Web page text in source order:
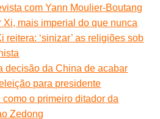
com Yann Moulier-Boutang
Xi, mais imperial do que nunca
reitera: ‘sinizar’ as religiões sob
decisão da China de acabar
para presidente
o primeiro ditador da
Zedong